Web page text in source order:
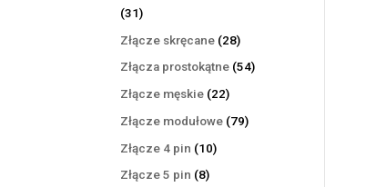
3131
produktów
Złącze skręcane 2828
produktów
Złącza prostokątne 5454
Złącze męskie 2222
produkty
Złącze modułowe 7979
Złącze 4 pin 1010
Złącze 5 pin 88